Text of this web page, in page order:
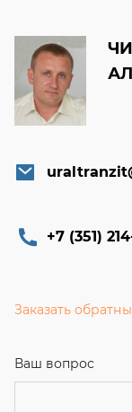
+7 (351)
Заказать
Ваш вопрос